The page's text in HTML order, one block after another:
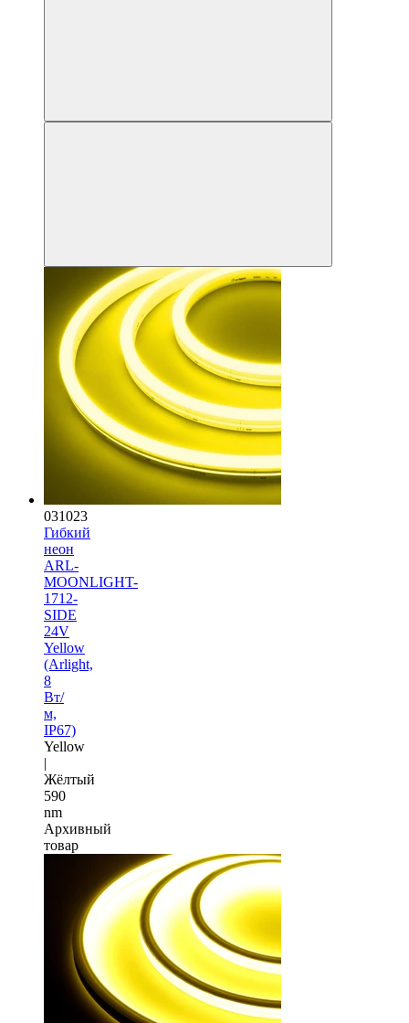
031023
Гибкий
неон
ARL-
MOONLIGHT-
1712-
SIDE
24V
Yellow
(Arlight,
8
Вт/
м,
IP67)
Yellow
|
Жёлтый
590
nm
Архивный
товар